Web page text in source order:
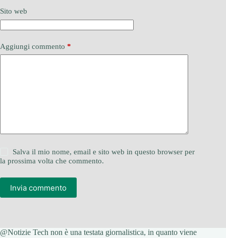
Sito web
Aggiungi commento *
Salva il mio nome, email e sito web in questo browser per
la prossima volta che commento.
Invia commento
@Notizie Tech non è una testata giornalistica, in quanto viene